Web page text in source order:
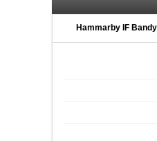
Hammarby IF